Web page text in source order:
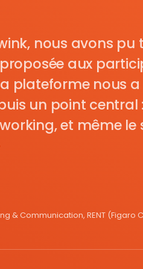
nous avons
proposée aux
plateforme nous
un point central
et même le
& Communication, RENT (Figaro